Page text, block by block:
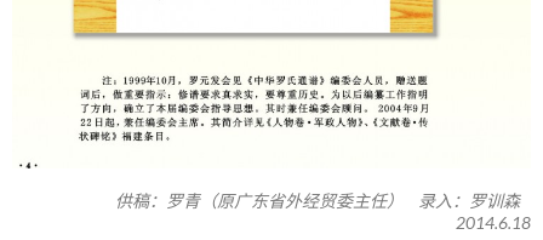
供稿：罗青（原广东省外经贸委主任） 录入：罗训森
2014.6.18